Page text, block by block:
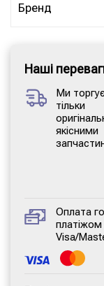
Бренд
Наші
Ми
тільки
якісними
Оплата
Visa/